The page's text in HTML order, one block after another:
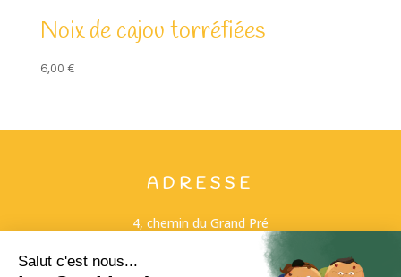
Noix de cajou torréfiées
6,00 €
ADRESSE
4, chemin du Grand Pré